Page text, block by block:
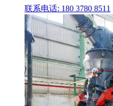
联系电话: 180 3780 8511